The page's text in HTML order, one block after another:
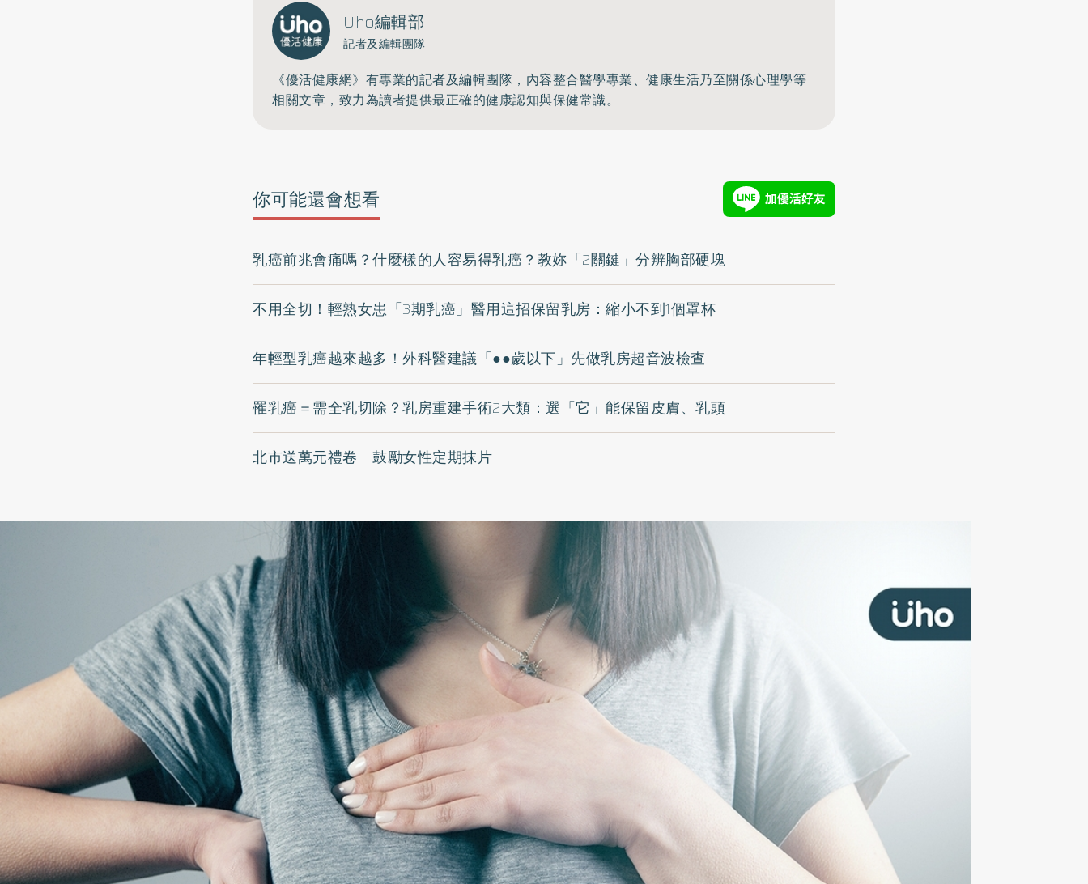
Uho編輯部
記者及編輯團隊
《優活健康網》有專業的記者及編輯團隊，內容整合醫學專業、健康生活乃至關係心理學等
相關文章，致力為讀者提供最正確的健康認知與保健常識。
你可能還會想看
乳癌前兆會痛嗎？什麼樣的人容易得乳癌？教妳「2關鍵」分辨胸部硬塊
不用全切！輕熟女患「3期乳癌」醫用這招保留乳房：縮小不到1個罩杯
年輕型乳癌越來越多！外科醫建議「●●歲以下」先做乳房超音波檢查
罹乳癌＝需全乳切除？乳房重建手術2大類：選「它」能保留皮膚、乳頭
北市送萬元禮卷 鼓勵女性定期抹片